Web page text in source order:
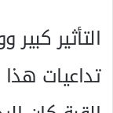
التأثير
تداعيات